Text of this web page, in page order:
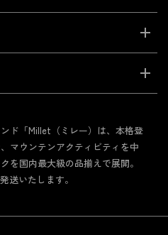
ド「Millet（ミレー）は、本格登
マウンテンアクティビティを中
を国内最大級の品揃えで展開。
送いたします。